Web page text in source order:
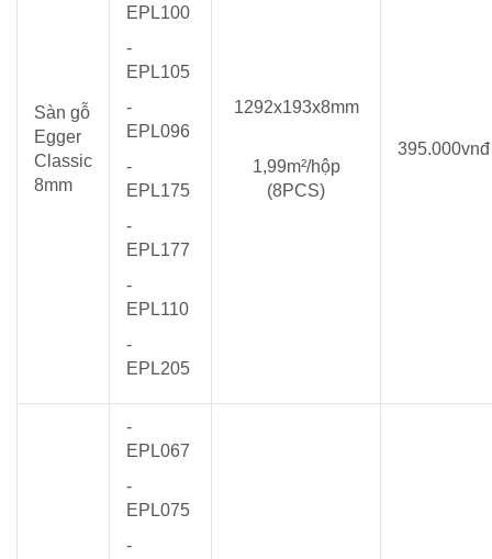
Sàn gỗ
Egger
Classic
8mm
EPL100
-
EPL105
-
EPL096
-
EPL175
-
EPL177
-
EPL110
-
EPL205
1292x193x8mm
1,99m²/hộp
(8PCS)
395.000vnđ
-
EPL067
-
EPL075
-